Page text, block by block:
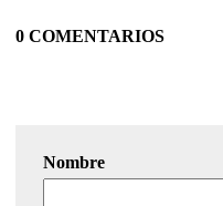
0 COMENTARIOS
Nombre